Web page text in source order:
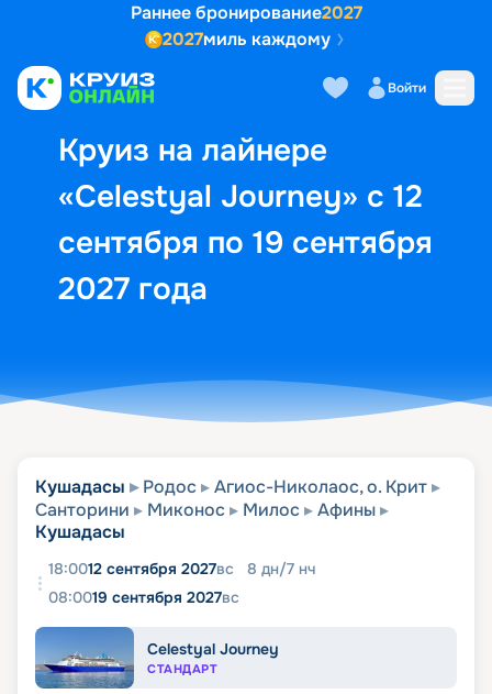
Раннее бронирование2027
2027миль каждому
Войти
Круиз на лайнере
«Celestyal Journey» с 12
сентября по 19 сентября
2027 года
Выбор кают Маршрут и
Кушадасы Родос
Агиос-Николаос, о. Крит
Санторини
Миконос Милос
Афины
Кушадасы
18:0012 сентября 2027вс 8 дн/7 нч
08:0019 сентября 2027вс
Celestyal Journey
СТАНДАРТ